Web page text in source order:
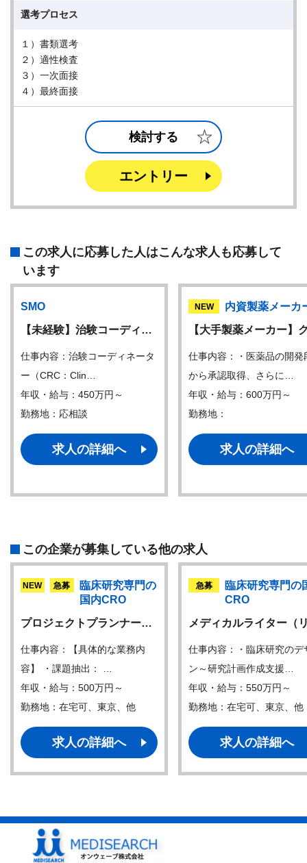
選考プロセス
１）書類選考
２）適性検査
３）一次面接
４）最終面接
検討する
エントリー
この求人に応募した人はこんな求人も応募して
います
SMO
【未経験】治験コーディ…
仕事内容：治験コーディネータ
ー（CRC：Clin…
年収・給与：450万円～
勤務地：応相談
求人の詳細へ
NEW
内資製薬メーカ
【大手製薬メーカー】
仕事内容：・医薬品の開発
から承認取得、さらに…
年収・給与：600万円～
勤務地：
求人の詳細へ
この企業が募集している他の求人
NEW 急募
臨床研究専門の
国内CRO
プロジェクトプランナー…
仕事内容：【具体的な業務内
容】 ・課題抽出： …
年収・給与：500万円～
勤務地：在宅可、東京、他
求人の詳細へ
急募
臨床研究専門の
CRO
メディカルライター（
仕事内容：・臨床研究のデ
ン～研究計画作成支援…
年収・給与：550万円～
勤務地：在宅可、東京、他
求人の詳細へ